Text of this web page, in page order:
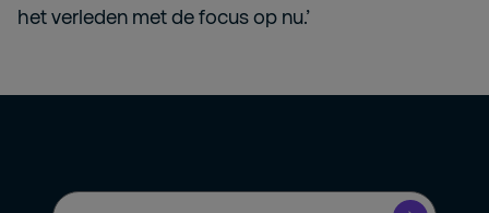
het verleden met de focus op nu.’